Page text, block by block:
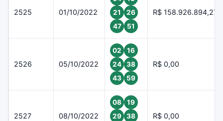
2525 01/10/2022
21
26
47
51
R$ 158.926.894,27
2526 05/10/2022
02
16
24
38
43
59
R$ 0,00
2527 08/10/2022
08
19
29
38
R$ 0,00